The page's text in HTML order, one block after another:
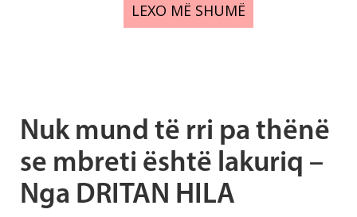
LEXO MË SHUMË
Nuk mund të rri pa thënë
se mbreti është lakuriq –
Nga DRITAN HILA